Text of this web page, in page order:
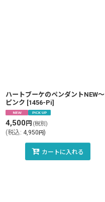
ハートブーケのペンダントNEW〜
ピンク [1456-Pi]
4,500円 (税別)
(税込: 4,950円)
カートに入れる